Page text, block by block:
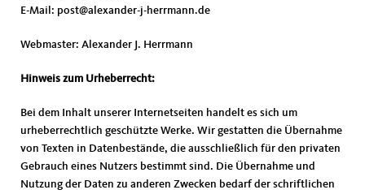
E-Mail: post@alexander-j-herrmann.de
Webmaster: Alexander J. Herrmann
Hinweis zum Urheberrecht:
Bei dem Inhalt unserer Internetseiten handelt es sich um
urheberrechtlich geschützte Werke. Wir gestatten die Übernahme
von Texten in Datenbestände, die ausschließlich für den privaten
Gebrauch eines Nutzers bestimmt sind. Die Übernahme und
Nutzung der Daten zu anderen Zwecken bedarf der schriftlichen